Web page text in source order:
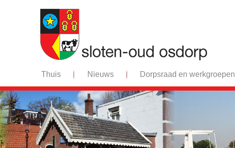
Thuis Nieuws Dorpsraad en werkgroepen